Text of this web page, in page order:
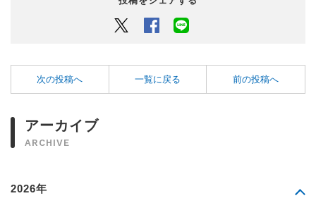
Twitter Facebook
次の投稿へ 一覧に戻る 前の投稿へ
アーカイブ
ARCHIVE
2026年